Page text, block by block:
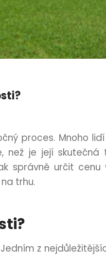
proces. Mnoho
než je její skutečná
správně určit cenu
trhu.
z